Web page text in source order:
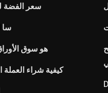
سعر الفضة
سا
هو سوق
كيفية شراء العملة